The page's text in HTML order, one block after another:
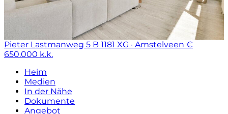
Pieter Lastmanweg 5 B 1181 XG · Amstelveen €
650.000 k.k.
Heim
Medien
In der Nähe
Dokumente
Angebot